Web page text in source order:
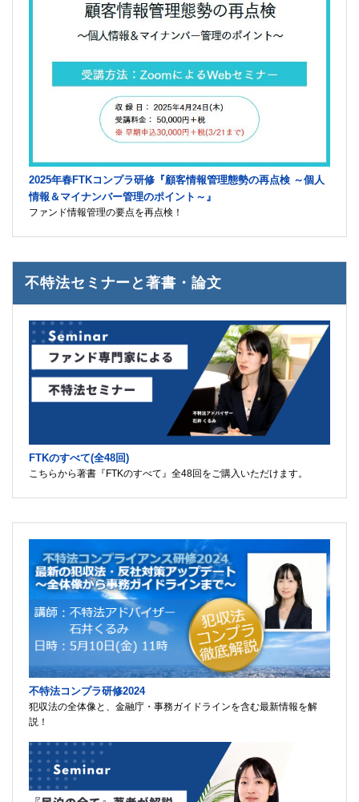
2025年春FTKコンプラ研修『顧客情報管理態勢の再点検 ～個人
情報＆マイナンバー管理のポイント～』
ファンド情報管理の要点を再点検！
不特法セミナーと著書・論文
FTKのすべて(全48回)
こちらから著書『FTKのすべて』全48回をご購入いただけます。
不特法コンプラ研修2024
犯収法の全体像と、金融庁・事務ガイドラインを含む最新情報を解
説！